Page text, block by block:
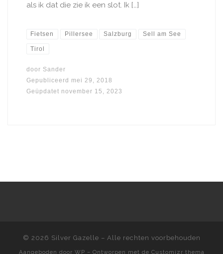
als ik dat die zie ik een slot. Ik […]
Fietsen Pillersee Salzburg Sell am See
Tirol
door Sander
Gepubliceerd mei 29, 2018
Geüpdatet november 15, 2023
© 2026 Silver Gazelle – Alle rechten voorbehouden
Aangeboden door WP – Ontworpen met de Customizr thema